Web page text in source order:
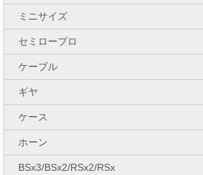
ミニサイズ
セミロープロ
ケーブル
ギヤ
ケース
ホーン
BSx3/BSx2/RSx2/RSx